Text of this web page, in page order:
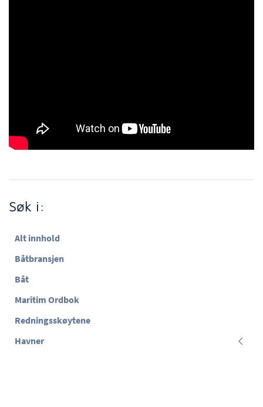
Søk i:
Alt innhold
Båtbransjen
Båt
Maritim Ordbok
Redningsskøytene
Havner